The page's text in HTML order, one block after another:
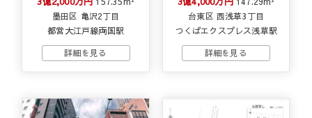
墨田区 亀沢2丁目
都営大江戸線両国駅
台東区 西浅草3丁目
つくばエクスプレス浅草駅